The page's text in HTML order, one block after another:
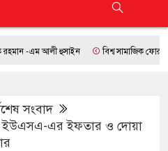
-এম আলী হুসাইন বিশ্ব সামাজিক ফোরামে
সংবাদ
ইউএসএ-এর ইফতার ও দোয়া